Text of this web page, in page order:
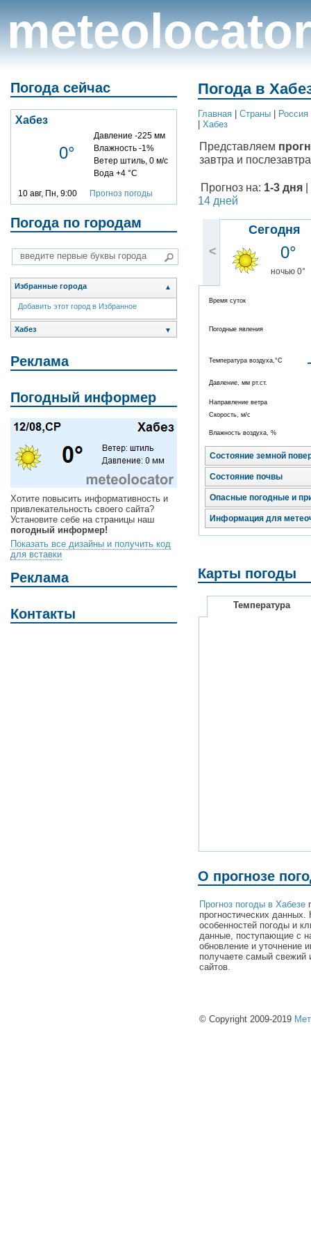
meteolocator
Погода сейчас
Хабез
0°
Давление -225 мм
Влажность -1%
Ветер штиль, 0 м/с
Вода +4 °C
10 авг, Пн, 9:00 Прогноз погоды
Погода по городам
Избранные города ▲
Добавить этот город в Избранное
Хабез ▼
Реклама
Погодный информер
Хотите повысить информативность и
привлекательность своего сайта?
Установите себе на страницы наш
погодный информер!
Показать все дизайны и получить код
для вставки
Реклама
Контакты
Погода в
Главная Cтраны Россия
Хабез
Представляем
завтра и
Прогноз на: 1-3 дня
14 дней
<
Сегодня
0°
ночью 0°
Время суток
Погодные явления
Температура воздуха,°C
Давление, мм рт.ст.
Направление ветра
Скорость, м/с
Влажность воздуха, %
Состояние земной
Состояние почвы
Опасные погодные и
Информация для
Карты погоды
Температура
О прогнозе
Прогноз погоды в Хабезе
прогностических
особенностей погоды и
данные, поступающие с
обновление и уточнение
получаете самый свежий
сайтов.
© Copyright 2009-2019